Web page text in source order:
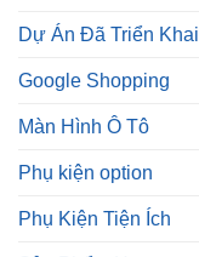
Dự Án Đã Triển Khai
Google Shopping
Màn Hình Ô Tô
Phụ kiện option
Phụ Kiện Tiện Ích